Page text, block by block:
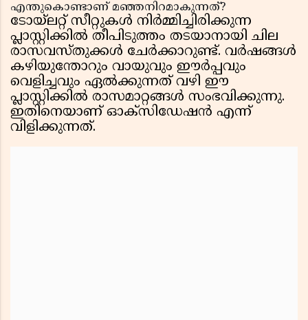
എന്തുകൊണ്ടാണ് മഞ്ഞനിറമാകുന്നത്?
ടോയ്‌ലറ്റ് സീറ്റുകൾ നിർമ്മിച്ചിരിക്കുന്ന
പ്ലാസ്റ്റിക്കിൽ തീപിടുത്തം തടയാനായി ചില
രാസവസ്തുക്കൾ ചേർക്കാറുണ്ട്. വർഷങ്ങൾ
കഴിയുന്തോറും വായുവും ഈർപ്പവും
വെളിച്ചവും ഏൽക്കുന്നത് വഴി ഈ
പ്ലാസ്റ്റിക്കിൽ രാസമാറ്റങ്ങൾ സംഭവിക്കുന്നു.
ഇതിനെയാണ് ഓക്സിഡേഷൻ എന്ന്
വിളിക്കുന്നത്.